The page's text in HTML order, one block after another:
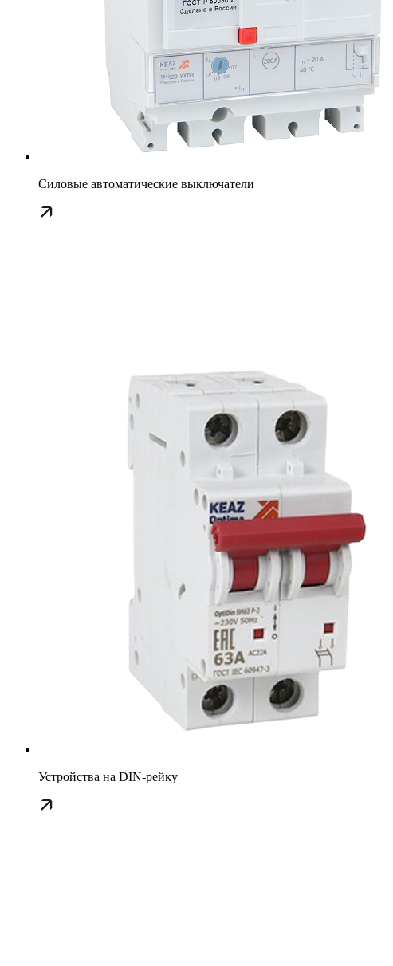
Силовые автоматические выключатели
Устройства на DIN-рейку